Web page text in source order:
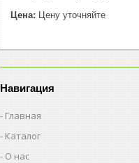
Цена: Цену уточняйте
Навигация
Главная
Каталог
О нас